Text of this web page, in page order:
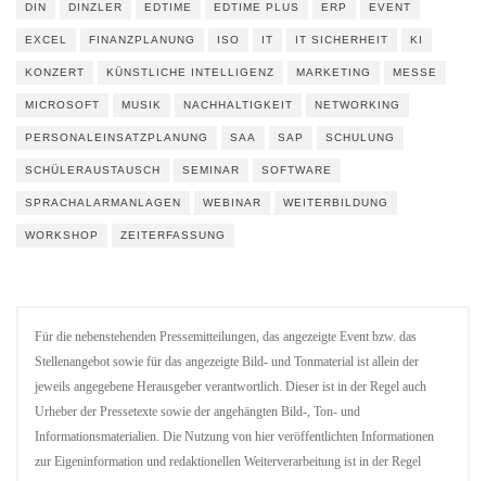
DIN DINZLER EDTIME EDTIME PLUS ERP EVENT
EXCEL FINANZPLANUNG ISO IT IT SICHERHEIT KI
KONZERT KÜNSTLICHE INTELLIGENZ MARKETING MESSE
MICROSOFT MUSIK NACHHALTIGKEIT NETWORKING
PERSONALEINSATZPLANUNG SAA SAP SCHULUNG
SCHÜLERAUSTAUSCH SEMINAR SOFTWARE
SPRACHALARMANLAGEN WEBINAR WEITERBILDUNG
WORKSHOP ZEITERFASSUNG
Für die nebenstehenden Pressemitteilungen, das angezeigte Event bzw. das
Stellenangebot sowie für das angezeigte Bild- und Tonmaterial ist allein der
jeweils angegebene Herausgeber verantwortlich. Dieser ist in der Regel auch
Urheber der Pressetexte sowie der angehängten Bild-, Ton- und
Informationsmaterialien. Die Nutzung von hier veröffentlichten Informationen
zur Eigeninformation und redaktionellen Weiterverarbeitung ist in der Regel